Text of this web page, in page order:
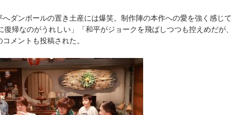
ダンボールの置き土産には爆笑。制作陣の本作への愛を強く感じて
帰なのがうれしい」「和平がジョークを飛ばしつつも控えめだが、
メントも投稿された。